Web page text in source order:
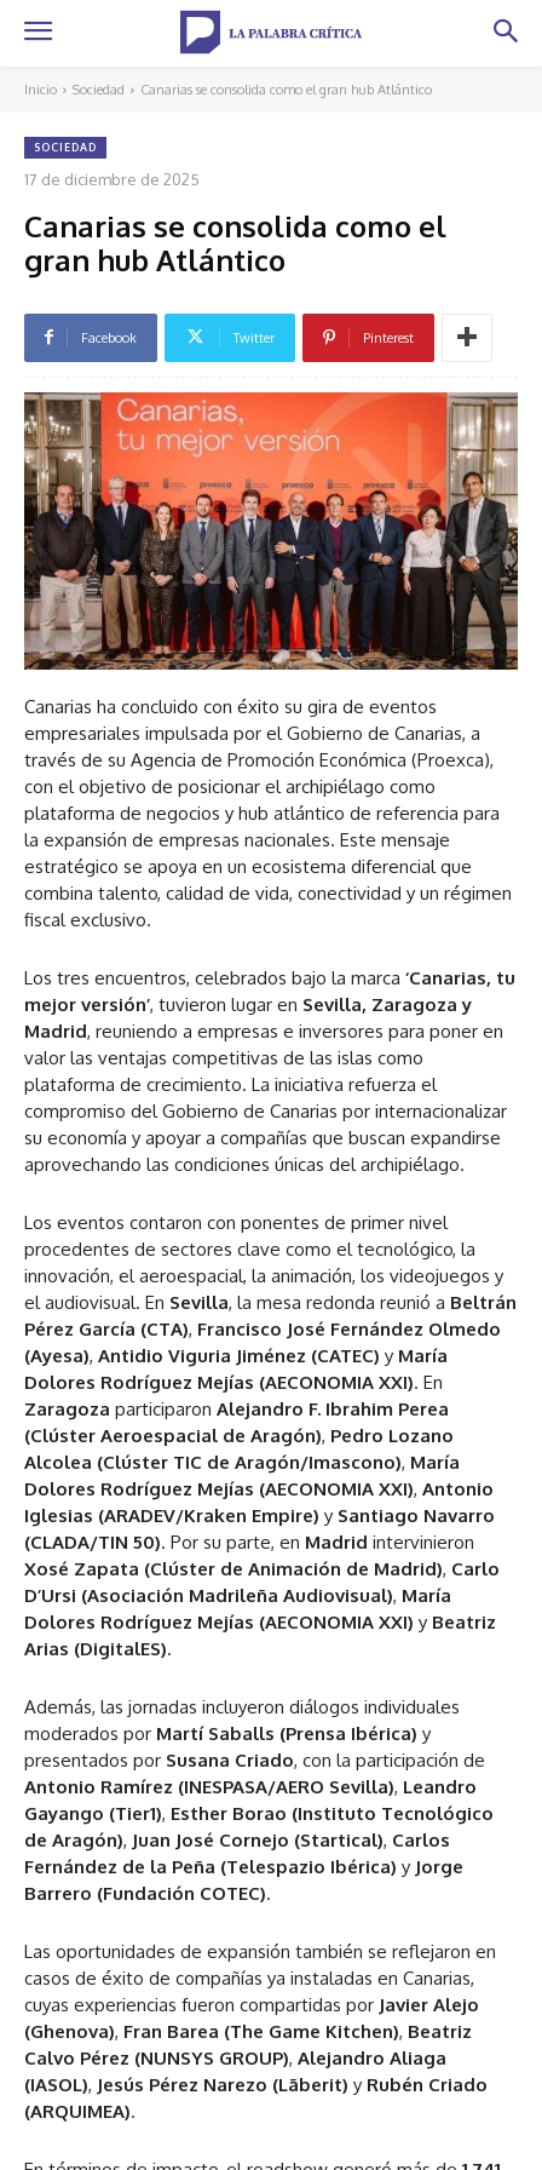
Inicio Sociedad Canarias se consolida como el gran hub Atlántico
SOCIEDAD
17 de diciembre de 2025
Canarias se consolida como el
gran hub Atlántico
Facebook Twitter Pinterest
Canarias ha concluido con éxito su gira de eventos
empresariales impulsada por el Gobierno de Canarias, a
través de su Agencia de Promoción Económica (Proexca),
con el objetivo de posicionar el archipiélago como
plataforma de negocios y hub atlántico de referencia para
la expansión de empresas nacionales. Este mensaje
estratégico se apoya en un ecosistema diferencial que
combina talento, calidad de vida, conectividad y un régimen
fiscal exclusivo.
Los tres encuentros, celebrados bajo la marca ‘Canarias, tu
mejor versión’, tuvieron lugar en Sevilla, Zaragoza y
Madrid, reuniendo a empresas e inversores para poner en
valor las ventajas competitivas de las islas como
plataforma de crecimiento. La iniciativa refuerza el
compromiso del Gobierno de Canarias por internacionalizar
su economía y apoyar a compañías que buscan expandirse
aprovechando las condiciones únicas del archipiélago.
Los eventos contaron con ponentes de primer nivel
procedentes de sectores clave como el tecnológico, la
innovación, el aeroespacial, la animación, los videojuegos y
el audiovisual. En Sevilla, la mesa redonda reunió a Beltrán
Pérez García (CTA), Francisco José Fernández Olmedo
(Ayesa), Antidio Viguria Jiménez (CATEC) y María
Dolores Rodríguez Mejías (AECONOMIA XXI). En
Zaragoza participaron Alejandro F. Ibrahim Perea
(Clúster Aeroespacial de Aragón), Pedro Lozano
Alcolea (Clúster TIC de Aragón/Imascono), María
Dolores Rodríguez Mejías (AECONOMIA XXI), Antonio
Iglesias (ARADEV/Kraken Empire) y Santiago Navarro
(CLADA/TIN 50). Por su parte, en Madrid intervinieron
Xosé Zapata (Clúster de Animación de Madrid), Carlo
D’Ursi (Asociación Madrileña Audiovisual), María
Dolores Rodríguez Mejías (AECONOMIA XXI) y Beatriz
Arias (DigitalES).
Además, las jornadas incluyeron diálogos individuales
moderados por Martí Saballs (Prensa Ibérica) y
presentados por Susana Criado, con la participación de
Antonio Ramírez (INESPASA/AERO Sevilla), Leandro
Gayango (Tier1), Esther Borao (Instituto Tecnológico
de Aragón), Juan José Cornejo (Startical), Carlos
Fernández de la Peña (Telespazio Ibérica) y Jorge
Barrero (Fundación COTEC).
Las oportunidades de expansión también se reflejaron en
casos de éxito de compañías ya instaladas en Canarias,
cuyas experiencias fueron compartidas por Javier Alejo
(Ghenova), Fran Barea (The Game Kitchen), Beatriz
Calvo Pérez (NUNSYS GROUP), Alejandro Aliaga
(IASOL), Jesús Pérez Narezo (Lãberit) y Rubén Criado
(ARQUIMEA).